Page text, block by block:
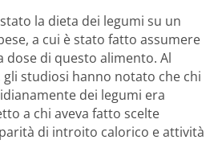
la dieta dei legumi su un
a cui è stato fatto assumere
di questo alimento. Al
studiosi hanno notato che chi
dei legumi era
a chi aveva fatto scelte
di introito calorico e attività